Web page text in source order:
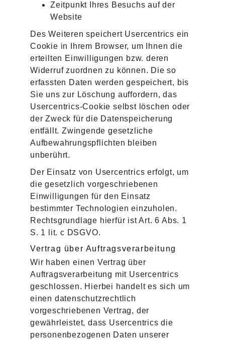
Zeitpunkt Ihres Besuchs auf der
Website
Des Weiteren speichert Usercentrics ein
Cookie in Ihrem Browser, um Ihnen die
erteilten Einwilligungen bzw. deren
Widerruf zuordnen zu können. Die so
erfassten Daten werden gespeichert, bis
Sie uns zur Löschung auffordern, das
Usercentrics-Cookie selbst löschen oder
der Zweck für die Datenspeicherung
entfällt. Zwingende gesetzliche
Aufbewahrungspflichten bleiben
unberührt.
Der Einsatz von Usercentrics erfolgt, um
die gesetzlich vorgeschriebenen
Einwilligungen für den Einsatz
bestimmter Technologien einzuholen.
Rechtsgrundlage hierfür ist Art. 6 Abs. 1
S. 1 lit. c DSGVO.
Vertrag über Auftragsverarbeitung
Wir haben einen Vertrag über
Auftragsverarbeitung mit Usercentrics
geschlossen. Hierbei handelt es sich um
einen datenschutzrechtlich
vorgeschriebenen Vertrag, der
gewährleistet, dass Usercentrics die
personenbezogenen Daten unserer